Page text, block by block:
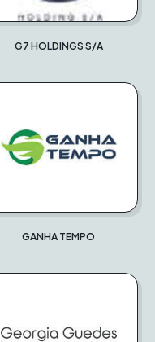
G7 HOLDINGS S/A
GANHA TEMPO